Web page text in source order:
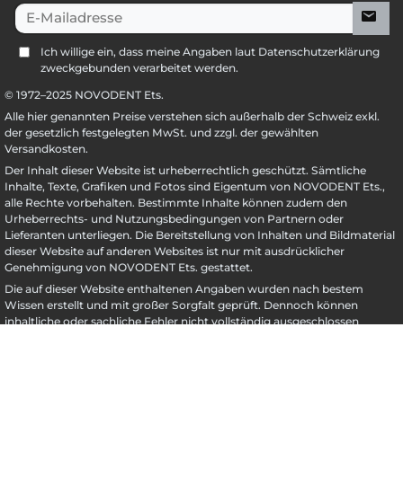
E-Mailadresse
Ich willige ein, dass meine Angaben laut Datenschutzerklärung
zweckgebunden verarbeitet werden.
© 1972–2025 NOVODENT Ets.
Alle hier genannten Preise verstehen sich außerhalb der Schweiz exkl.
der gesetzlich festgelegten MwSt. und zzgl. der gewählten
Versandkosten.
Der Inhalt dieser Website ist urheberrechtlich geschützt. Sämtliche
Inhalte, Texte, Grafiken und Fotos sind Eigentum von NOVODENT Ets.,
alle Rechte vorbehalten. Bestimmte Inhalte können zudem den
Urheberrechts- und Nutzungsbedingungen von Partnern oder
Lieferanten unterliegen. Die Bereitstellung von Inhalten und Bildmaterial
dieser Website auf anderen Websites ist nur mit ausdrücklicher
Genehmigung von NOVODENT Ets. gestattet.
Die auf dieser Website enthaltenen Angaben wurden nach bestem
Wissen erstellt und mit großer Sorgfalt geprüft. Dennoch können
inhaltliche oder sachliche Fehler nicht vollständig ausgeschlossen